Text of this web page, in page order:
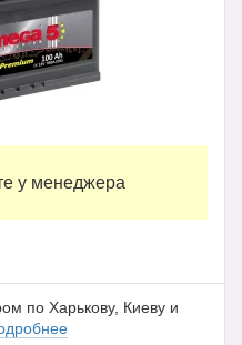
у менеджера
по Харькову, Киеву и